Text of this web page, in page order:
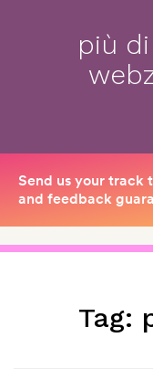
più
Tag: